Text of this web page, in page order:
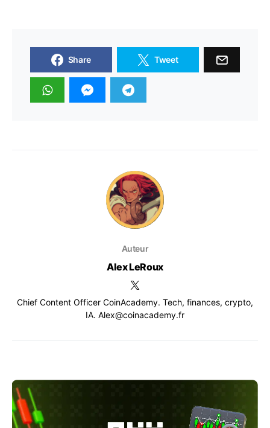
Share Tweet
Auteur
Alex LeRoux
Chief Content Officer CoinAcademy. Tech, finances, crypto,
IA. Alex@coinacademy.fr